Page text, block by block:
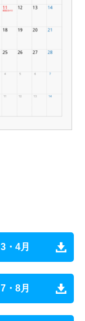
3・4月
7・8月